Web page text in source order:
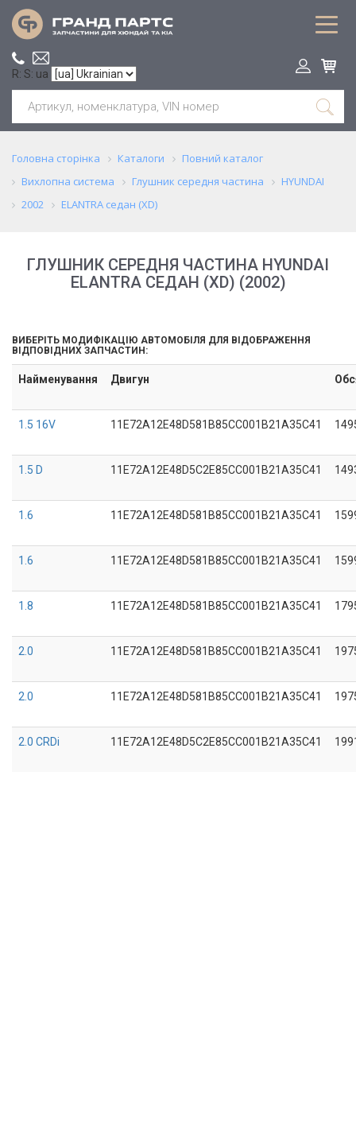
R: S: ua
Головна сторінка Каталоги
Повний каталог
Вихлопна система
Глушник середня частина
HYUNDAI
2002
ELANTRA седан (XD)
ГЛУШНИК СЕРЕДНЯ ЧАСТИНА HYUNDAI
ELANTRA СЕДАН (XD) (2002)
ВИБЕРІТЬ МОДИФІКАЦІЮ АВТОМОБІЛЯ ДЛЯ ВІДОБРАЖЕННЯ
ВІДПОВІДНИХ ЗАПЧАСТИН:
Найменування Двигун
1.5 16V 11E72A12E48D581B85CC001B21A35C41
1.5 D 11E72A12E48D5C2E85CC001B21A35C41
1.6 11E72A12E48D581B85CC001B21A35C41
1.6 11E72A12E48D581B85CC001B21A35C41
1.8 11E72A12E48D581B85CC001B21A35C41
2.0 11E72A12E48D581B85CC001B21A35C41
2.0 11E72A12E48D581B85CC001B21A35C41
2.0 CRDi 11E72A12E48D5C2E85CC001B21A35C41